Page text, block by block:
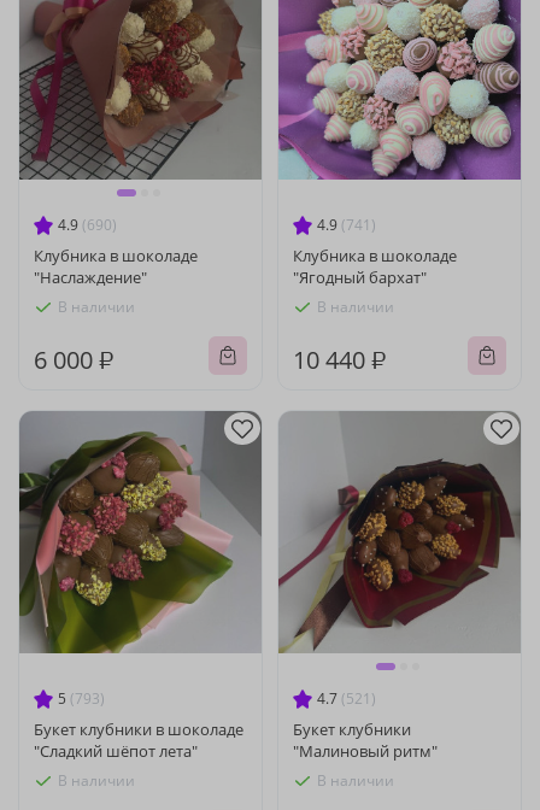
4.9 (690)
Клубника в шоколаде
"Наслаждение"
В наличии
6 000 ₽
4.9 (741)
Клубника в шоколаде
"Ягодный бархат"
В наличии
10 440 ₽
5 (793)
Букет клубники в шоколаде
"Сладкий шёпот лета"
В наличии
4.7 (521)
Букет клубники
"Малиновый ритм"
В наличии